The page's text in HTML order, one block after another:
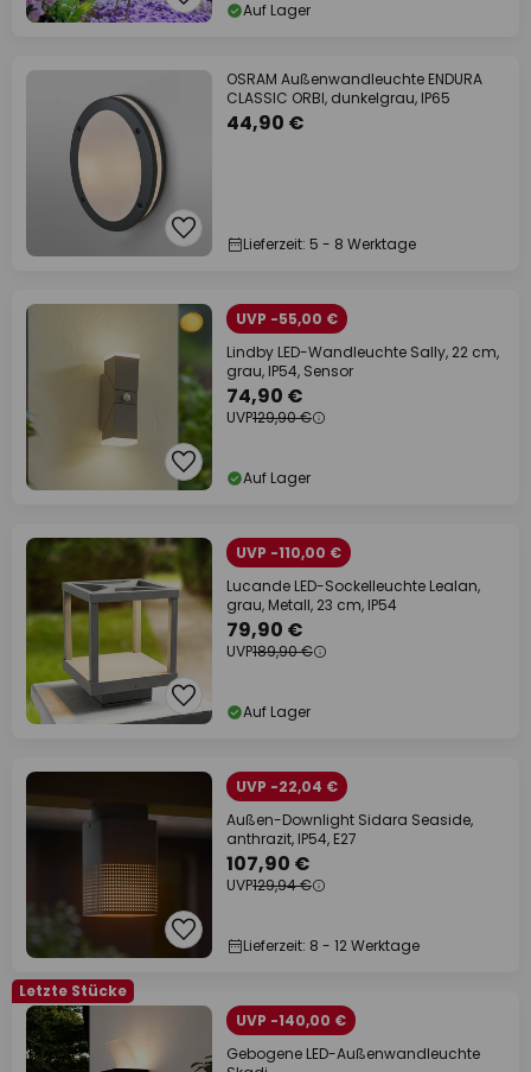
Auf Lager
OSRAM Außenwandleuchte ENDURA
CLASSIC ORBI, dunkelgrau, IP65
44,90 €
Lieferzeit: 5 - 8 Werktage
UVP -55,00 €
Lindby LED-Wandleuchte Sally, 22 cm,
grau, IP54, Sensor
74,90 €
UVP129,90 €
Auf Lager
UVP -110,00 €
Lucande LED-Sockelleuchte Lealan,
grau, Metall, 23 cm, IP54
79,90 €
UVP189,90 €
Auf Lager
UVP -22,04 €
Außen-Downlight Sidara Seaside,
anthrazit, IP54, E27
107,90 €
UVP129,94 €
Lieferzeit: 8 - 12 Werktage
Letzte Stücke
UVP -140,00 €
Gebogene LED-Außenwandleuchte